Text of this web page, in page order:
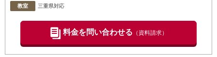
教室 三重県対応
料金を問い合わせる （資料請求）